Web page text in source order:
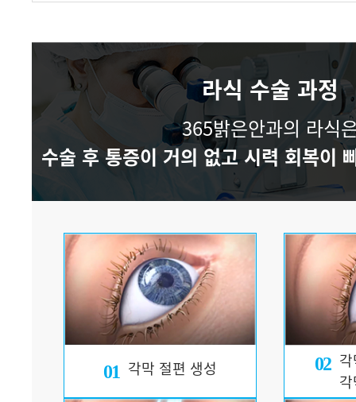
라식 수술 과정
365밝은안과의 라식
수술 후 통증이 거의 없고 시력 회복이
01 각막 절편 생성 02